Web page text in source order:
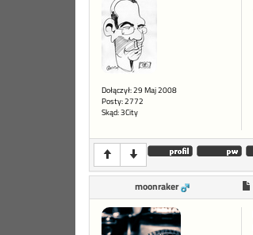
Dołączył: 29 Maj 2008
Posty: 2772
Skąd: 3City
moonraker